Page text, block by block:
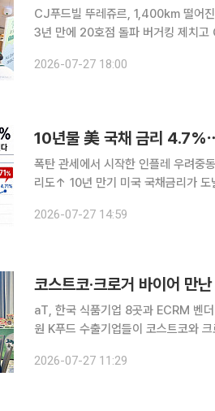
CJ푸드빌 뚜레쥬르, 1,400km 떨어
3년 만에 20호점 돌파 버거킹 제치
점 도시까지 영역을 확장하며 현지 식
2026-07-27 18:00
10년물 美 국채 금리
폭탄 관세에서 시작한 인플레 우려중
리도↑ 10년 만기 미국 국채금리가 도널드 트럼프 2기 행정부 들어 최고 수준으로 올랐다. 국채 금
24일(현지시간) 이같이 전하고 “트럼
2026-07-27 14:59
코스트코·크로거 바이어 만
aT, 한국 식품기업 8곳과 ECRM 벤
원 K푸드 수출기업들이 코스트코와 크로거, 세이프웨이 등 미국 대형 유통업체 바이어를 상대로 현
19~22일 미국 캘리포니아주 샌디에
2026-07-27 11:29